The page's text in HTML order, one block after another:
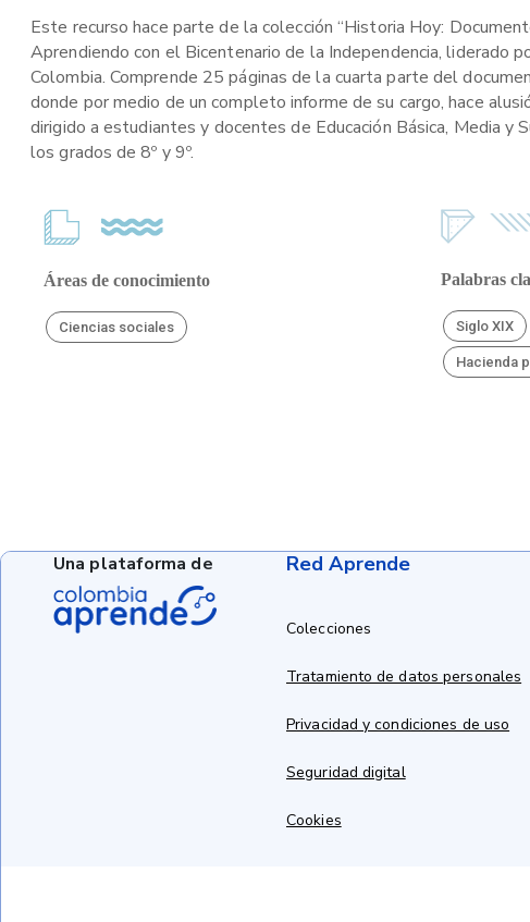
Este recurso hace parte de la colección “Historia Hoy:
Aprendiendo con el Bicentenario de la Independencia, liderado
Colombia. Comprende 25 páginas de la cuarta parte del
donde por medio de un completo informe de su cargo, hace
dirigido a estudiantes y docentes de Educación Básica, Media y
los grados de 8º y 9º.
Áreas de conocimiento
Ciencias sociales
Palabras
Siglo XIX
Hacienda
Red Aprende
Colecciones
Tratamiento de datos personales
Privacidad y condiciones de uso
Seguridad digital
Cookies
Una plataforma de